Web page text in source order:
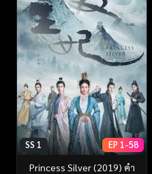
SS 1 EP 1-58
Princess Silver (2019) คำ